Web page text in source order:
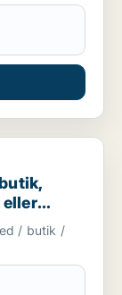
/ butik /